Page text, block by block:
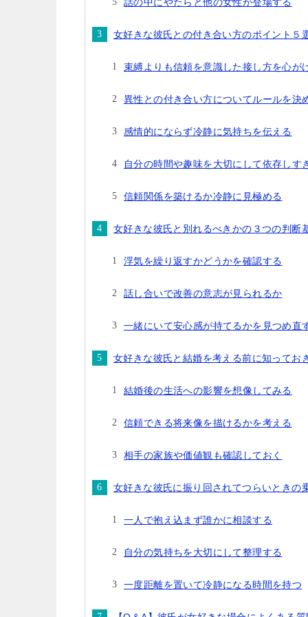
女好きな彼氏との付き合い方のポイント５
束縛よりも信頼を意識した接し方を心が
異性との付き合い方についてルールを決
感情的にならず冷静に気持ちを伝える
自分の時間や趣味を大切にして依存しす
信頼関係を築けるか冷静に見極める
女好きな彼氏と別れるべきかの３つの判断
浮気を繰り返すかどうかを確認する
話し合いで改善の意志が見られるか
一緒にいて安心感が持てるかを見つめ直
女好きな彼氏と結婚を考える前に知ってお
結婚後の生活への影響を想像してみる
信頼できる将来像を描けるかを考える
相手の家族や価値観も確認しておく
女好きな彼氏に振り回されてつらいときの
一人で抱え込まず誰かに相談する
自分の気持ちを大切にして整理する
一度距離を置いて冷静になる時間を持つ